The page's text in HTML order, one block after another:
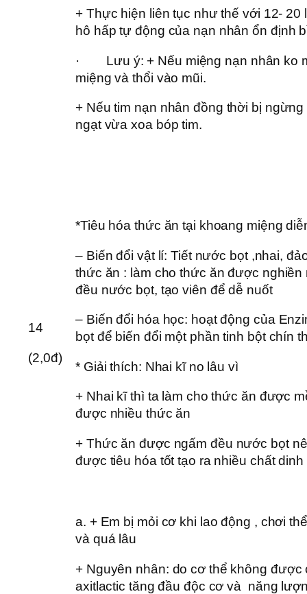
+ Thực hiện liên tục như thế với 12- 20
hô hấp tự động của nạn nhân ổn định
· Lưu ý: + Nếu miệng nạn nhân ko
miệng và thổi vào mũi.
+ Nếu tim nạn nhân đồng thời bị
ngạt vừa xoa bóp tim.
14
(2,0đ)
*Tiêu hóa thức ăn tại khoang miệng
– Biến đổi vật lí: Tiết nước bọt ,nhai,
thức ăn : làm cho thức ăn được nghiền
đều nước bọt, tạo viên để dễ nuốt
– Biến đổi hóa học: hoạt động của
bọt để biến đổi một phần tinh bột chín
* Giải thích: Nhai kĩ no lâu vì
+ Nhai kĩ thì ta làm cho thức ăn được
được nhiều thức ăn
+ Thức ăn được ngấm đều nước bọt
được tiêu hóa tốt tạo ra nhiều chất
a. + Em bị mỏi cơ khi lao động , chơi
và quá lâu
+ Nguyên nhân: do cơ thể không được
axitlactic tăng đầu độc cơ và năng